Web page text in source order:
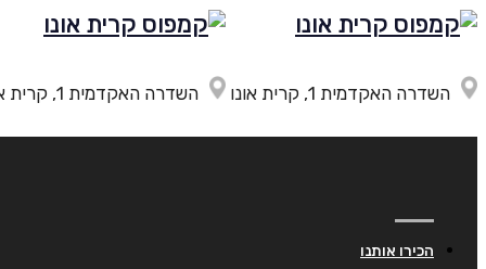
השדרה האקדמית 1, קרית אונו השדרה האקדמית 1, קרית אונו
הכירו אותנו